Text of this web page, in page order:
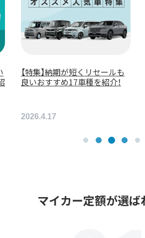
【特集】納期が短くリセールも
良いおすすめ17車種を紹介！
2026.4.17
マイカー定額が選ば